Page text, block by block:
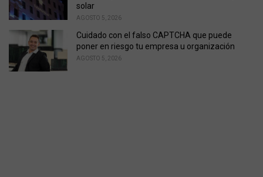
solar
AGOSTO 5, 2026
Cuidado con el falso CAPTCHA que puede
poner en riesgo tu empresa u organización
AGOSTO 5, 2026